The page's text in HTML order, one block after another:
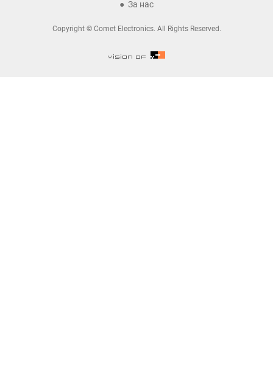
За нас
Copyright © Comet Electronics. All Rights Reserved.